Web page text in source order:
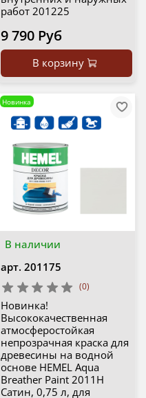
работ 201225
9 790 Руб
В корзину
В наличии
Новинка
арт. 201175
(0)
Новинка!
Высококачественная
атмосферостойкая
непрозрачная краска для
древесины на водной
основе HEMEL Aqua
Breather Paint 2011H
Сатин, 0,75 л, для